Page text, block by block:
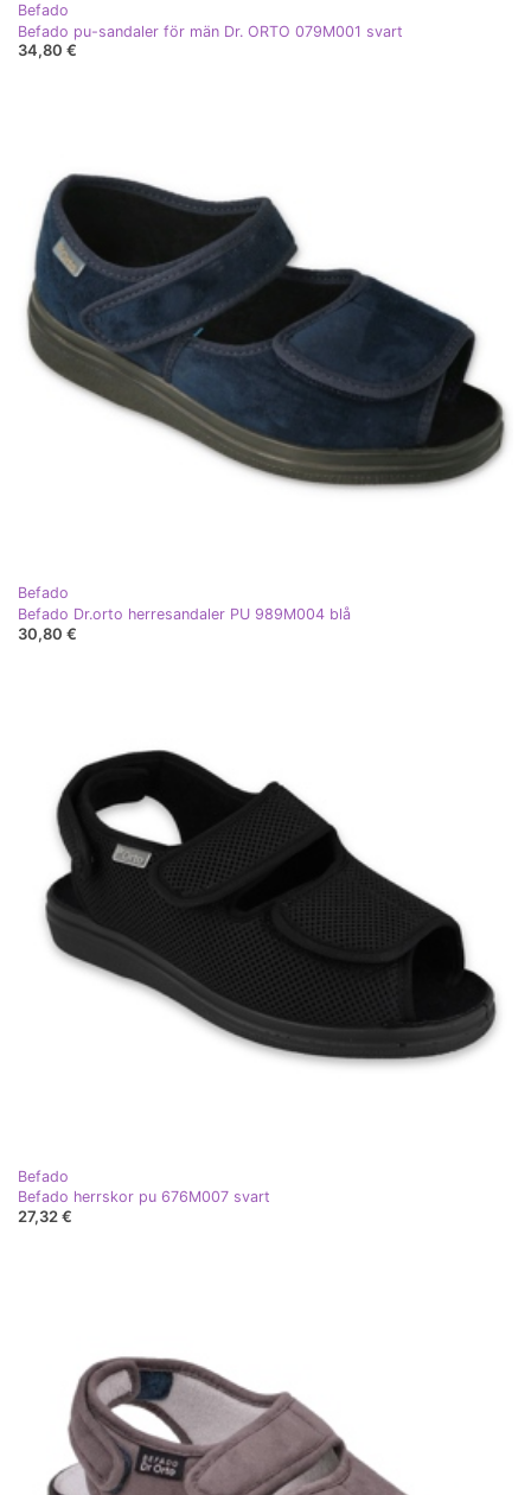
Befado
Befado pu-sandaler för män Dr. ORTO 079M001 svart
34,80 €
Befado
Befado Dr.orto herresandaler PU 989M004 blå
30,80 €
Befado
Befado herrskor pu 676M007 svart
27,32 €